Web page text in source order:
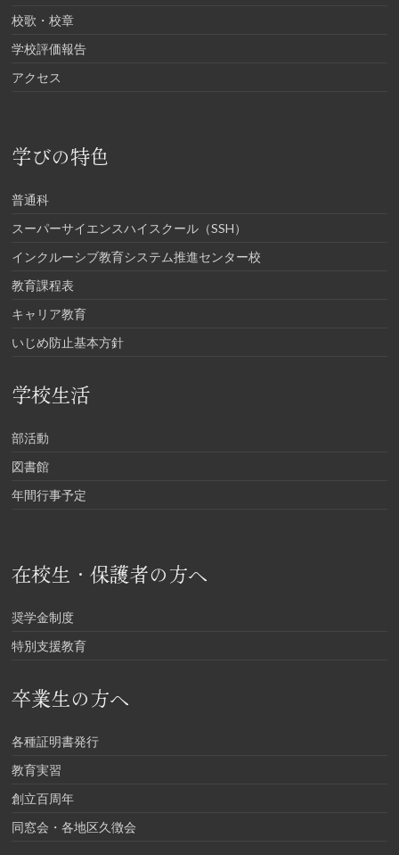
校歌・校章
学校評価報告
アクセス
学びの特色
普通科
スーパーサイエンスハイスクール（SSH）
インクルーシブ教育システム推進センター校
教育課程表
キャリア教育
いじめ防止基本方針
学校生活
部活動
図書館
年間行事予定
在校生・保護者の方へ
奨学金制度
特別支援教育
卒業生の方へ
各種証明書発行
教育実習
創立百周年
同窓会・各地区久徴会